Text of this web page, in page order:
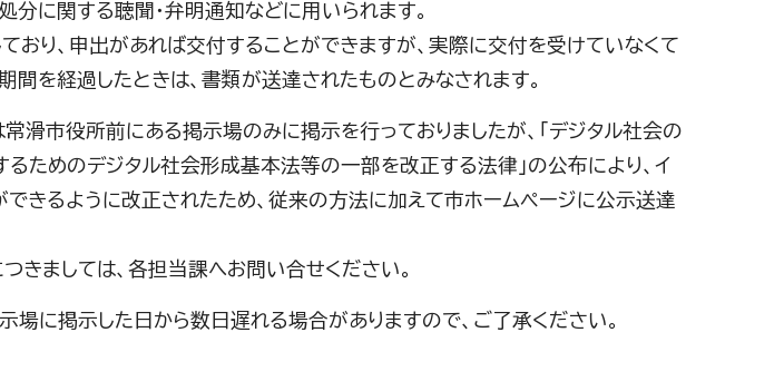
分に関する聴聞・弁明通知などに用いられます。
おり、申出があれば交付することができますが、実際に交付を受けていなくて
間を経過したときは、書類が送達されたものとみなされます。
滑市役所前にある掲示場のみに掲示を行っておりましたが、「デジタル社会の
ためのデジタル社会形成基本法等の一部を改正する法律」の公布により、イ
できるように改正されたため、従来の方法に加えて市ホームページに公示送達
ましては、各担当課へお問い合せください。
に掲示した日から数日遅れる場合がありますので、ご了承ください。